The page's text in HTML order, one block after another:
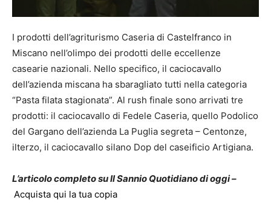
I prodotti dell’agriturismo Caseria di Castelfranco in
Miscano nell’olimpo dei prodotti delle eccellenze
casearie nazionali. Nello specifico, il caciocavallo
dell’azienda miscana ha sbaragliato tutti nella categoria
“Pasta filata stagionata”. Al rush finale sono arrivati tre
prodotti: il caciocavallo di Fedele Caseria, quello Podolico
del Gargano dell’azienda La Puglia segreta – Centonze,
ilterzo, il caciocavallo silano Dop del caseificio Artigiana.
L’articolo completo su Il Sannio Quotidiano di oggi –
Acquista qui la tua copia